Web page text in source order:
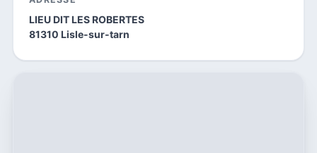
LIEU DIT LES ROBERTES
81310 Lisle-sur-tarn